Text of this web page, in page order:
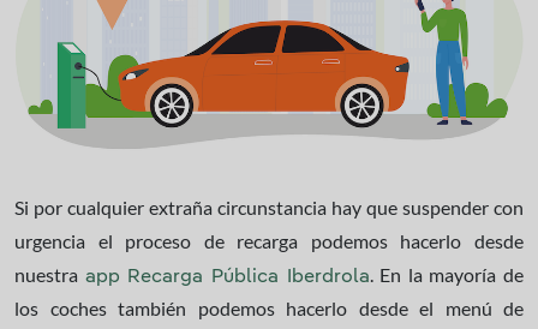
Si por cualquier extraña circunstancia hay que suspender con
urgencia el proceso de recarga podemos hacerlo desde
nuestra app Recarga Pública Iberdrola. En la mayoría de
los coches también podemos hacerlo desde el menú de